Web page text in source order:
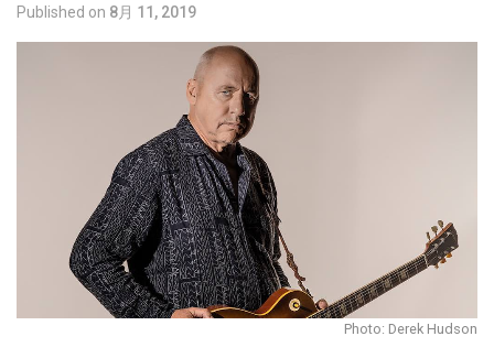
Published on 8月 11, 2019
Photo: Derek Hudson